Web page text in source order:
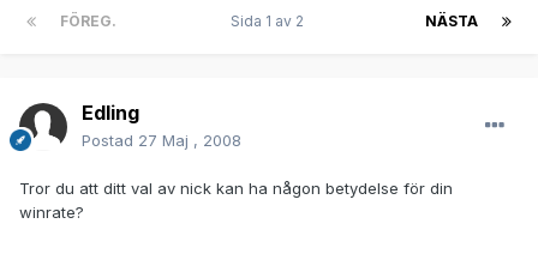
FÖREG. NÄSTA
Sida 1 av 2
Edling
Postad 27 Maj , 2008
Tror du att ditt val av nick kan ha någon betydelse för din
winrate?